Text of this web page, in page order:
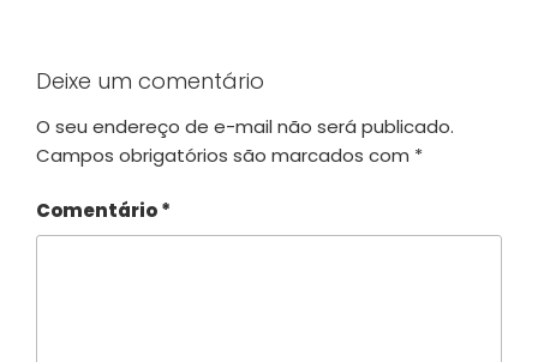
Deixe um comentário
O seu endereço de e-mail não será publicado.
Campos obrigatórios são marcados com *
Comentário*